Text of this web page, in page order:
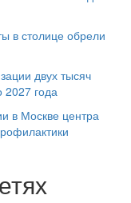
в столице обрели
двух тысяч
2027 года
в Москве центра